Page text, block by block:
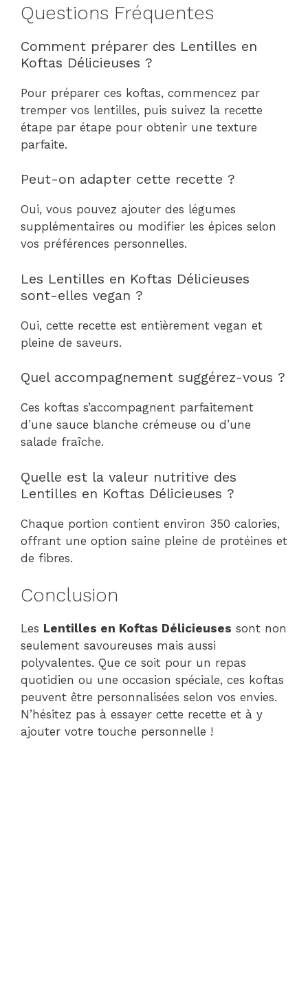
Questions Fréquentes
Comment préparer des Lentilles en
Koftas Délicieuses ?
Pour préparer ces koftas, commencez par
tremper vos lentilles, puis suivez la recette
étape par étape pour obtenir une texture
parfaite.
Peut-on adapter cette recette ?
Oui, vous pouvez ajouter des légumes
supplémentaires ou modifier les épices selon
vos préférences personnelles.
Les Lentilles en Koftas Délicieuses
sont-elles vegan ?
Oui, cette recette est entièrement vegan et
pleine de saveurs.
Quel accompagnement suggérez-vous ?
Ces koftas s’accompagnent parfaitement
d’une sauce blanche crémeuse ou d’une
salade fraîche.
Quelle est la valeur nutritive des
Lentilles en Koftas Délicieuses ?
Chaque portion contient environ 350 calories,
offrant une option saine pleine de protéines et
de fibres.
Conclusion
Les Lentilles en Koftas Délicieuses sont non
seulement savoureuses mais aussi
polyvalentes. Que ce soit pour un repas
quotidien ou une occasion spéciale, ces koftas
peuvent être personnalisées selon vos envies.
N’hésitez pas à essayer cette recette et à y
ajouter votre touche personnelle !